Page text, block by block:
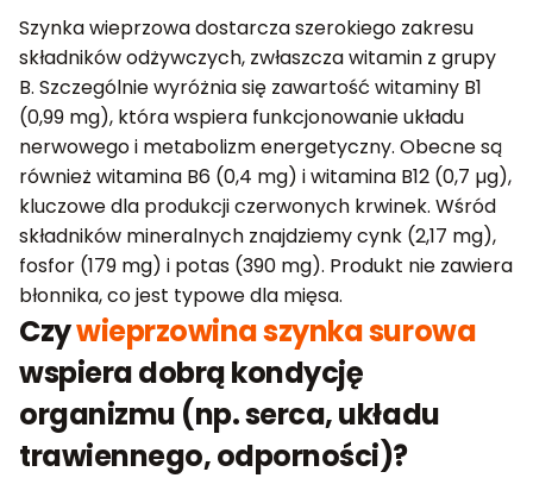
Szynka wieprzowa dostarcza szerokiego zakresu
składników odżywczych, zwłaszcza witamin z grupy
B. Szczególnie wyróżnia się zawartość witaminy B1
(0,99 mg), która wspiera funkcjonowanie układu
nerwowego i metabolizm energetyczny. Obecne są
również witamina B6 (0,4 mg) i witamina B12 (0,7 µg),
kluczowe dla produkcji czerwonych krwinek. Wśród
składników mineralnych znajdziemy cynk (2,17 mg),
fosfor (179 mg) i potas (390 mg). Produkt nie zawiera
błonnika, co jest typowe dla mięsa.
Czywieprzowina szynka surowa
wspiera dobrą kondycję
organizmu (np. serca, układu
trawiennego, odporności)?